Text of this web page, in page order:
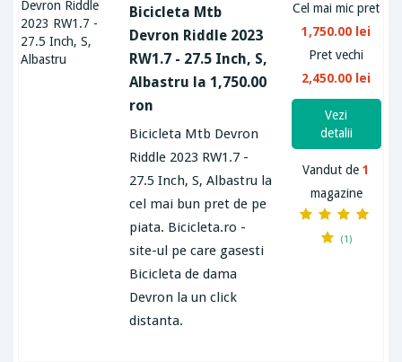
Bicicleta Mtb
Devron Riddle 2023
RW1.7 - 27.5 Inch, S,
Albastru la 1,750.00
ron
Bicicleta Mtb Devron
Riddle 2023 RW1.7 -
27.5 Inch, S, Albastru la
cel mai bun pret de pe
piata. Bicicleta.ro -
site-ul pe care gasesti
Bicicleta de dama
Devron la un click
distanta.
Cel mai mic pret
1,750.00 lei
Pret vechi
2,450.00 lei
Vezi
detalii
Vandut de1
magazine
(1)